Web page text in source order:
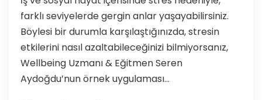
farklı seviyelerde gergin anlar yaşayabilirsiniz.
Böylesi bir durumla karşılaştığınızda, stresin
etkilerini nasıl azaltabileceğinizi bilmiyorsanız,
Wellbeing Uzmanı & Eğitmen Seren
Aydoğdu’nun örnek uygulaması...